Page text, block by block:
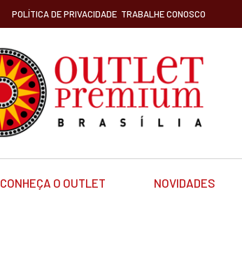
POLÍTICA DE PRIVACIDADE TRABALHE CONOSCO
CONHEÇA O OUTLET NOVIDADES